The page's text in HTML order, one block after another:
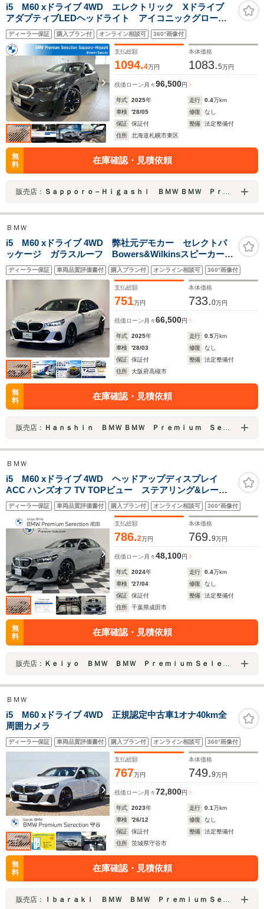
コントロール/アルパ
インナビ/フルセ
グ/Bluetooth/Bカメ
ラ/ETC/Fドラレコ/シ
ートヒーター/LEDヘ
ッドライト/
Connect ワイヤレ
スチャージ LEDヘッ
ドライト リヤトラフ
ィックアラート 認定
中古車
マージェンシ
キ・バックソ
ォグ・アイド
トップ
i5 M60 xドライブ 4WD エレクトリック Xドライブ
アダプティブLEDヘッドライト アイコニックグロー
インテグレイテッドアクティブステア BMWライブコク
ピットプロ 前後席シートヒーター 20インチアロイ
弊社デモカー 認定中古車
ディーラー保証 購入プラン付 オンライン相談可 360°画像付
支払総額
1094.4万円
本体価格
1083.5万円
残価ローン 月々96,500円
年式 2025年 走行 0.4万km
車検
'28/05 修復
なし
保証
保証付 整備
法定整備付
住所
北海道札幌市東区
無
料
在庫確認・見積依頼
販売店： Ｓａｐｐｏｒｏ－Ｈｉｇａｓｈｉ ＢＭＷ ＢＭＷ Ｐｒｅｍｉｕｍ Ｓｅｌｅｃｔｉｏｎ 札幌東
ＢＭＷ
i5 M60 xドライブ 4WD 弊社元デモカー セレクトパ
ッケージ ガラスルーフ Bowers&Wilkinsスピーカー
ブラックルーフ カーボントリム Mスポーツサス
PRO ヘッドアップディスプレイ カーブドディスプレ
ディーラー保証 車両品質評価書付 購入プラン付 オンライン相談可 360°画像付
支払総額
751万円
本体価格
733.0万円
残価ローン 月々66,500円
年式 2025年 走行 0.5万km
車検
'28/03 修復
なし
保証
保証付 整備
法定整備付
住所
大阪府高槻市
無
料
在庫確認・見積依頼
販売店： Ｈａｎｓｈｉｎ ＢＭＷ ＢＭＷ Ｐｒｅｍｉｕｍ Ｓｅｌｅｃｔｉｏｎ 高槻
ＢＭＷ
i5 M60 xドライブ 4WD ヘッドアップディスプレイ
ACC ハンズオフ TV TOPビュー ステアリング&レーン
コントロールアシスト 衝突被害軽減ブレーキ パーキ
ングアシスト リバースアシスト
ディーラー保証 車両品質評価書付 購入プラン付 オンライン相談可 360°画像付
支払総額
786.2万円
本体価格
769.9万円
残価ローン 月々48,100円
年式 2024年 走行 0.4万km
車検
'27/04 修復
なし
保証
保証付 整備
法定整備付
住所
千葉県成田市
無
料
在庫確認・見積依頼
販売店： Ｋｅｉｙｏ ＢＭＷ ＢＭＷ Ｐｒｅｍｉｕｍ Ｓｅｌｅｃｔｉｏｎ 成田／（株）モトーレンレピオ
ＢＭＷ
i5 M60 xドライブ 4WD 正規認定中古車1オナ40km全
周囲カメラ
ディーラー保証 車両品質評価書付 購入プラン付 オンライン相談可 360°画像付
支払総額
767万円
本体価格
749.9万円
残価ローン 月々72,800円
年式 2023年 走行 0.1万km
車検
'26/12 修復
なし
保証
保証付 整備
法定整備付
住所
茨城県守谷市
無
料
在庫確認・見積依頼
販売店： Ｉｂａｒａｋｉ ＢＭＷ ＢＭＷ Ｐｒｅｍｉｕｍ Ｓｅｌｅｃｔｉｏｎ 守谷／（株）モトーレンレピオ